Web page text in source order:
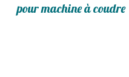
pour machine à coudre